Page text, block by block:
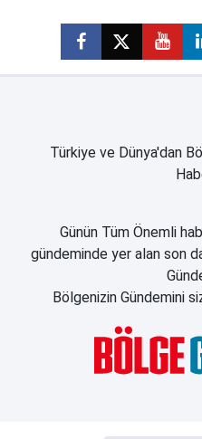
Türkiye ve Dünya'dan
Günün Tüm Önemli
gündeminde yer alan son
Bölgenizin Gündemini